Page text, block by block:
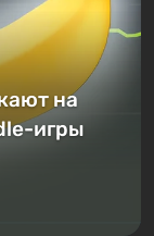
на
игры